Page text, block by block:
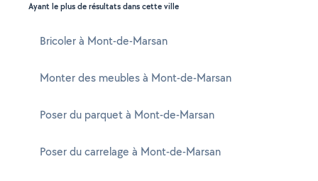
Ayant le plus de résultats dans cette ville
Bricoler à Mont-de-Marsan
Monter des meubles à Mont-de-Marsan
Poser du parquet à Mont-de-Marsan
Poser du carrelage à Mont-de-Marsan